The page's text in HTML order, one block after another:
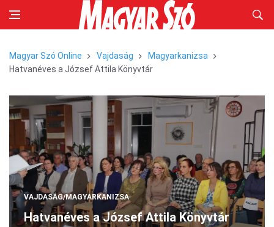
Magyar Szó Online Vajdaság
Magyarkanizsa
Hatvanéves a József Attila Könyvtár
VAJDASÁG/MAGYARKANIZSA
Hatvanéves a József Attila Könyvtár